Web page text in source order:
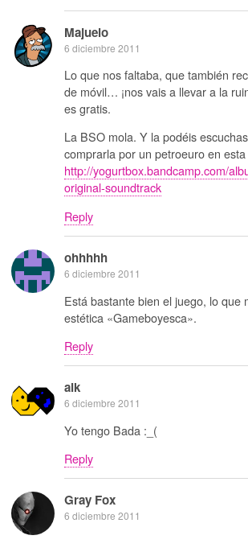
Majuelo
6 diciembre 2011
Lo que nos faltaba, que también
de móvil… ¡nos vais a llevar a la
es gratis.
La BSO mola. Y la podéis
comprarla por un petroeuro en esta
http://yogurtbox.bandcamp.com/
original-soundtrack
Reply
ohhhhh
6 diciembre 2011
Está bastante bien el juego, lo que
estética «Gameboyesca».
Reply
alk
6 diciembre 2011
Yo tengo Bada :_(
Reply
Gray Fox
6 diciembre 2011